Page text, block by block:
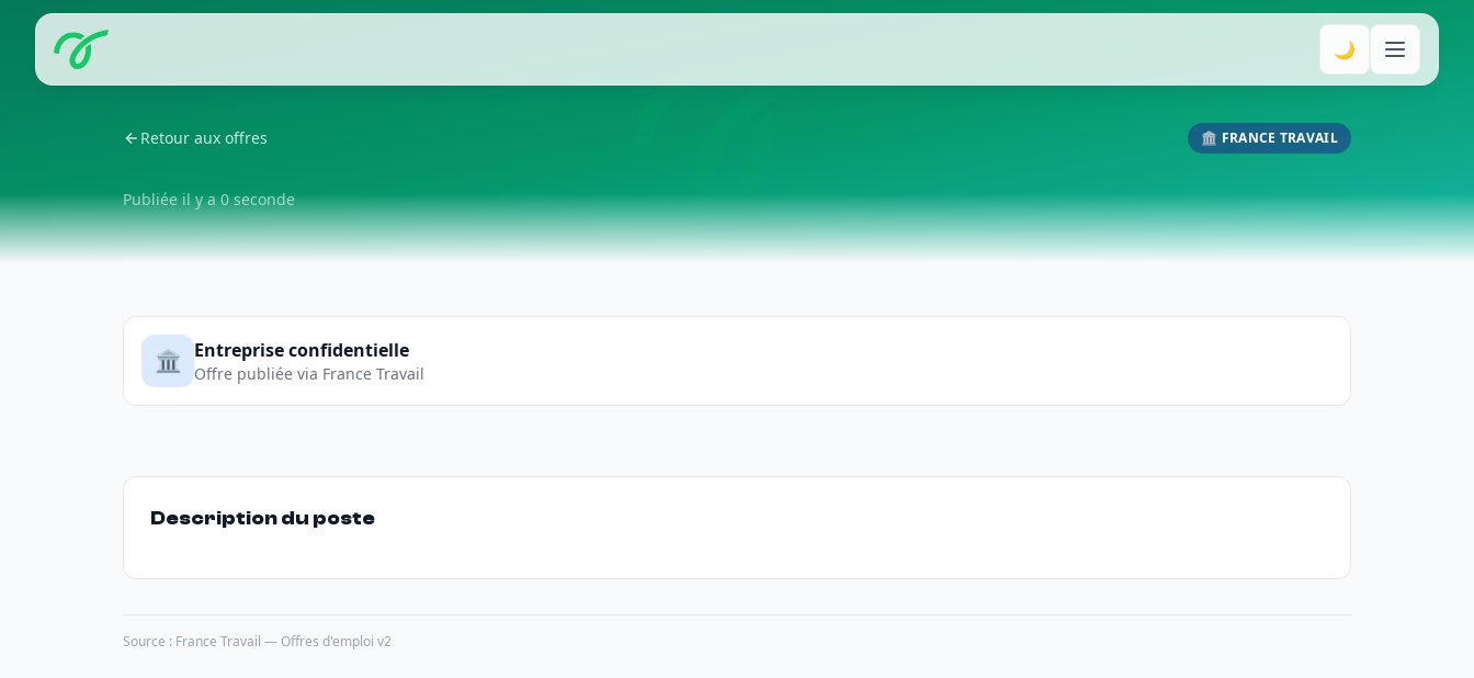
🌙
Retour aux offres 🏛️ FRANCE TRAVAIL
Publiée il y a 0 seconde
🏛️ Entreprise confidentielle
Offre publiée via France Travail
Description du poste
Source : France Travail — Offres d'emploi v2